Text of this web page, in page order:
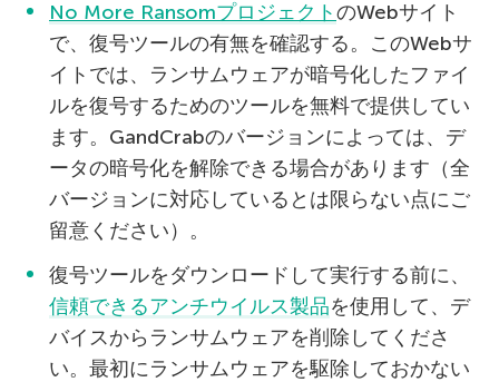
No More RansomプロジェクトのWebサイト
で、復号ツールの有無を確認する。このWebサ
イトでは、ランサムウェアが暗号化したファイ
ルを復号するためのツールを無料で提供してい
ます。GandCrabのバージョンによっては、デ
ータの暗号化を解除できる場合があります（全
バージョンに対応しているとは限らない点にご
留意ください）。
復号ツールをダウンロードして実行する前に、
信頼できるアンチウイルス製品を使用して、デ
バイスからランサムウェアを削除してくださ
い。最初にランサムウェアを駆除しておかない